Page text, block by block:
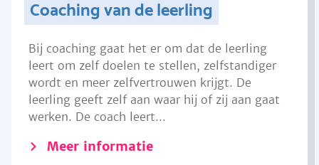
Coaching van de leerling
Bij coaching gaat het er om dat de leerling
leert om zelf doelen te stellen, zelfstandiger
wordt en meer zelfvertrouwen krijgt. De
leerling geeft zelf aan waar hij of zij aan gaat
werken. De coach leert...
Meer informatie